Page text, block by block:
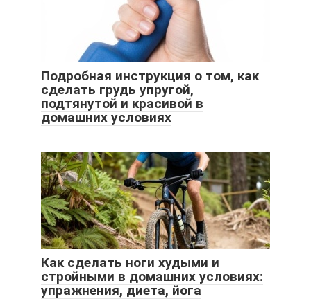
Подробная инструкция о том, как
сделать грудь упругой,
подтянутой и красивой в
домашних условиях
Как сделать ноги худыми и
стройными в домашних условиях:
упражнения, диета, йога